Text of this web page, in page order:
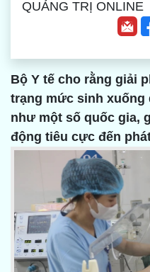
QUẢNG TRỊ ONLINE
Bộ Y tế cho rằng giải
trạng mức sinh xuống
như một số quốc gia,
động tiêu cực đến